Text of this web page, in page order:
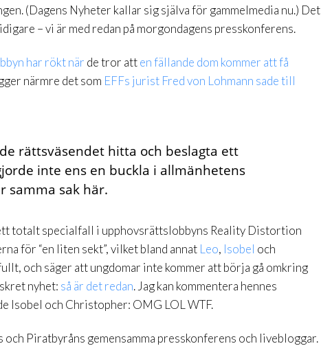
(Dagens Nyheter kallar sig själva för gammelmedia nu.) Det
– vi är med redan på morgondagens presskonferens.
har röktnär de tror atten fällande dom kommer att få
närmre det som EFFs jurist Fred von Lohmann sade till
rättsväsendet hitta och beslagta ett
inte ens en buckla i allmänhetens
samma sak här.
totalt specialfall i upphovsrättslobbyns Reality Distortion
för “en liten sekt”, vilket bland annat Leo, Isobel och
och säger att ungdomar inte kommer att börja gå omkring
nyhet: så är det redan. Jag kan kommentera hennes
Isobel och Christopher: OMG LOL WTF.
Piratbyråns gemensamma presskonferens och livebloggar.